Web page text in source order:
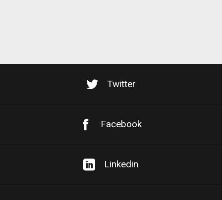
Twitter
Facebook
Linkedin